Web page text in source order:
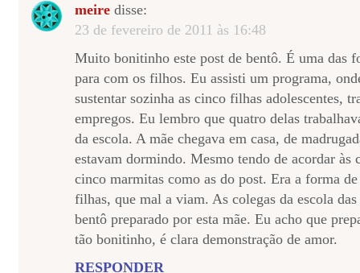
meire disse:
23 de fevereiro de 2011 às 16:48
Muito bonitinho este post de bentô. É uma das
para com os filhos. Eu assisti um programa,
sustentar sozinha as cinco filhas adolescentes,
empregos. Eu lembro que quatro delas
da escola. A mãe chegava em casa, de
estavam dormindo. Mesmo tendo de acordar às
cinco marmitas como as do post. Era a forma
filhas, que mal a viam. As colegas da escola
bentô preparado por esta mãe. Eu acho que
tão bonitinho, é clara demonstração de amor.
RESPONDER